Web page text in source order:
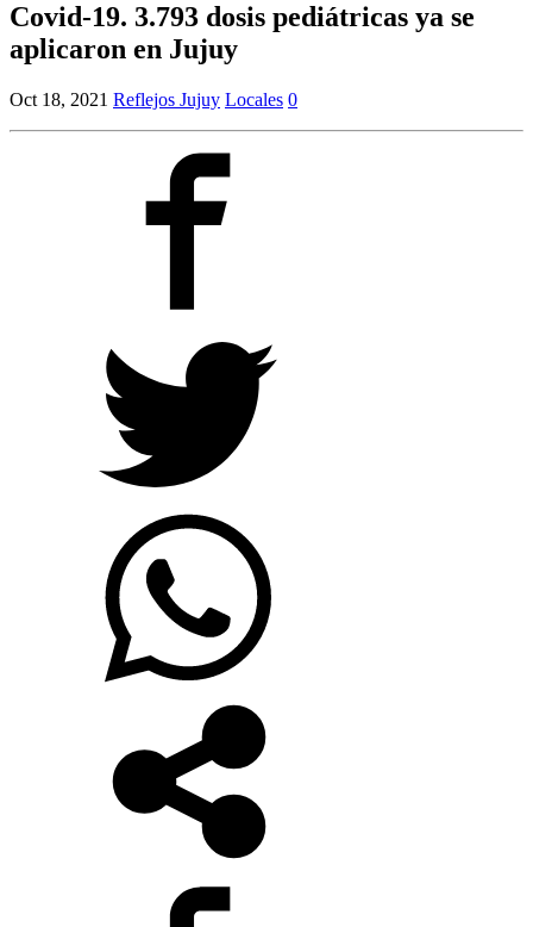
Covid-19. 3.793 dosis pediátricas ya se
aplicaron en Jujuy
Oct 18, 2021 Reflejos Jujuy Locales 0